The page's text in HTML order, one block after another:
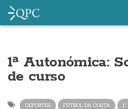
1ª Autonómica:
de curso
DEPORTES FÚTBOL DA COSTA